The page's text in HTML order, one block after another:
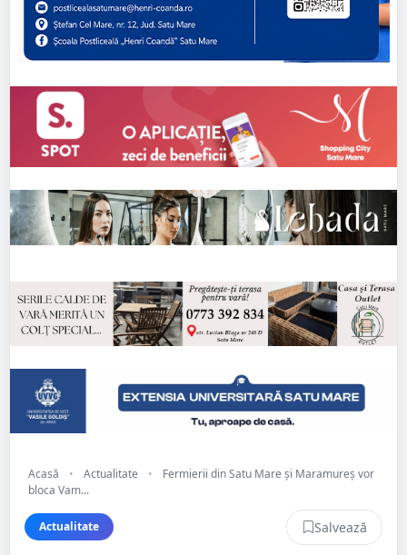
Acasă • Actualitate •
Fermierii din Satu Mare și Maramureș vor
bloca Vam...
Actualitate Salvează